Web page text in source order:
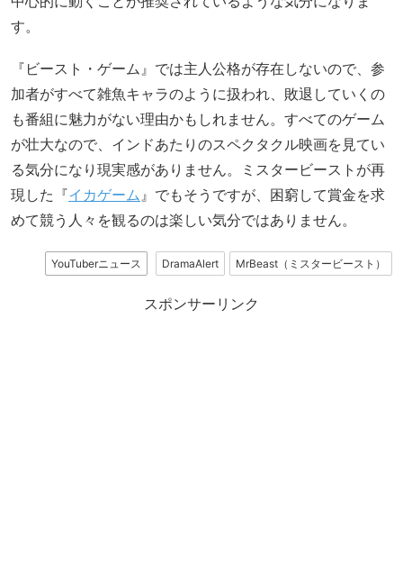
す。
『ビースト・ゲーム』では主人公格が存在しないので、参
加者がすべて雑魚キャラのように扱われ、敗退していくの
も番組に魅力がない理由かもしれません。すべてのゲーム
が壮大なので、インドあたりのスペクタクル映画を見てい
る気分になり現実感がありません。ミスタービーストが再
現した『イカゲーム』でもそうですが、困窮して賞金を求
めて競う人々を観るのは楽しい気分ではありません。
YouTuberニュース DramaAlert MrBeast（ミスタービースト）
スポンサーリンク